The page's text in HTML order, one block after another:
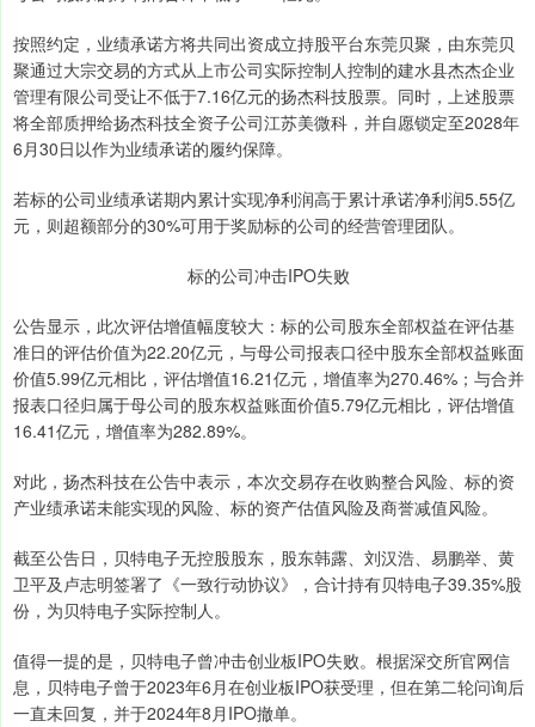
按照约定，业绩承诺方将共同出资成立持股平台东莞贝聚，由东莞贝
聚通过大宗交易的方式从上市公司实际控制人控制的建水县杰杰企业
管理有限公司受让不低于7.16亿元的扬杰科技股票。同时，上述股票
将全部质押给扬杰科技全资子公司江苏美微科，并自愿锁定至2028年
6月30日以作为业绩承诺的履约保障。
若标的公司业绩承诺期内累计实现净利润高于累计承诺净利润5.55亿
元，则超额部分的30%可用于奖励标的公司的经营管理团队。
标的公司冲击IPO失败
公告显示，此次评估增值幅度较大：标的公司股东全部权益在评估基
准日的评估价值为22.20亿元，与母公司报表口径中股东全部权益账面
价值5.99亿元相比，评估增值16.21亿元，增值率为270.46%；与合并
报表口径归属于母公司的股东权益账面价值5.79亿元相比，评估增值
16.41亿元，增值率为282.89%。
对此，扬杰科技在公告中表示，本次交易存在收购整合风险、标的资
产业绩承诺未能实现的风险、标的资产估值风险及商誉减值风险。
截至公告日，贝特电子无控股股东，股东韩露、刘汉浩、易鹏举、黄
卫平及卢志明签署了《一致行动协议》，合计持有贝特电子39.35%股
份，为贝特电子实际控制人。
值得一提的是，贝特电子曾冲击创业板IPO失败。根据深交所官网信
息，贝特电子曾于2023年6月在创业板IPO获受理，但在第二轮问询后
一直未回复，并于2024年8月IPO撤单。